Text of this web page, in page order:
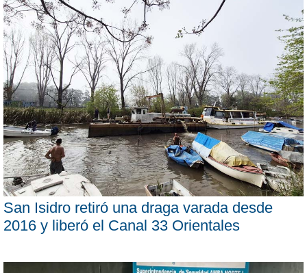
San Isidro retiró una draga varada desde
2016 y liberó el Canal 33 Orientales